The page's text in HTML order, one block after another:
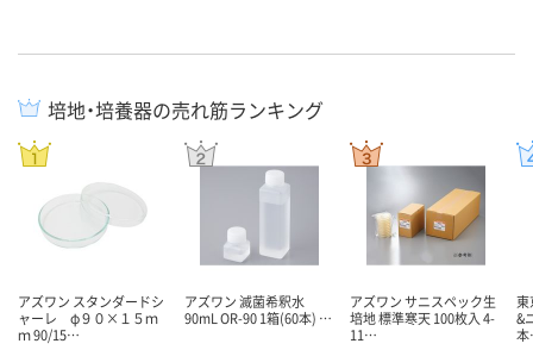
培地・培養器の売れ筋ランキング
アズワン スタンダードシ
ャーレ φ９０×１５ｍ
ｍ 90/15…
アズワン 滅菌希釈水
90mL OR-90 1箱(60本) …
アズワン サニスペック生
培地 標準寒天 100枚入 4-
11…
東
&